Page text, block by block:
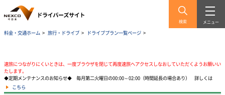
検索 メニュー
料金・交通ホーム > 旅行・ドライブ > ドライブプラン一覧ページ >
速旅につながりにくいときは、一度ブラウザを閉じて再度速旅へアクセスしなおしていただくようお願いい
たします。
◆定期メンテナンスのお知らせ◆ 毎月第二火曜日の00:00～02:00（時間延長の場合あり） 詳しくは
こちら